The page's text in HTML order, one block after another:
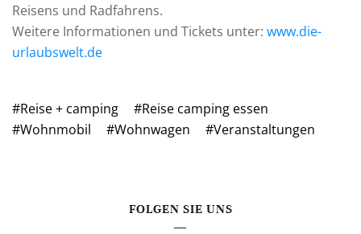
Reisens und Radfahrens.
Weitere Informationen und Tickets unter: www.die-
urlaubswelt.de
#Reise + camping
#Reise camping essen
#Wohnmobil
#Wohnwagen #Veranstaltungen
FOLGEN SIE UNS